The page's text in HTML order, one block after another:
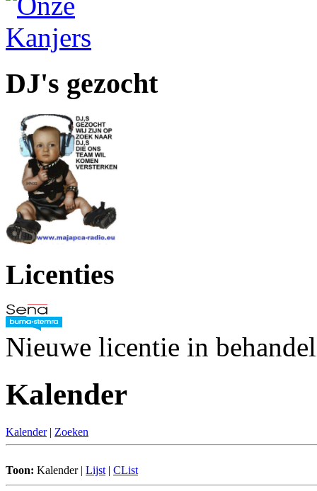
DJ's gezocht
Licenties
Nieuwe licentie in
Kalender
Kalender | Zoeken
Toon: Kalender| Lijst | CList